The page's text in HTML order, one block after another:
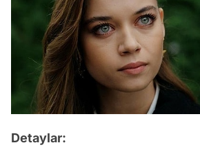
Detaylar: